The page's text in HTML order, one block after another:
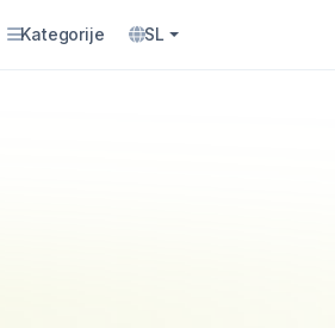
Kategorije SL